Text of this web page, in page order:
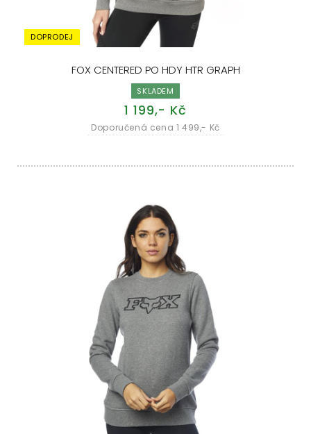
FOX CENTERED PO HDY HTR GRAPH
SKLADEM
1 199,- Kč
Doporučená cena 1 499,- Kč
DOPRODEJ